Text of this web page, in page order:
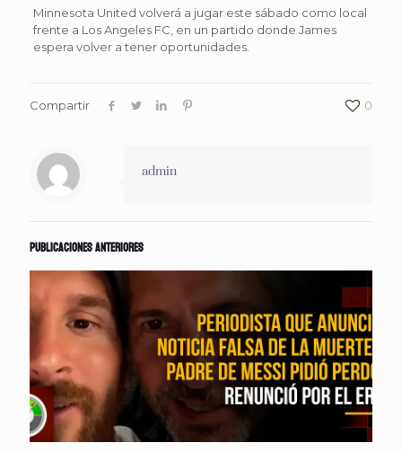
Minnesota United volverá a jugar este sábado como local
frente a Los Angeles FC, en un partido donde James
espera volver a tener oportunidades.
Compartir 0
admin
Publicaciones anteriores